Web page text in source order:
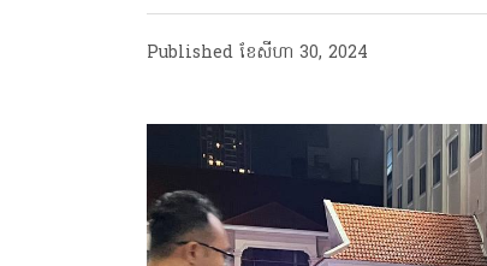
Published ខែ​សីហា 30, 2024